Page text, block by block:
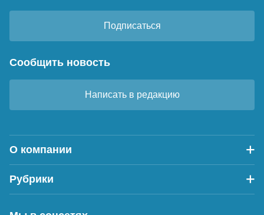
Подписаться
Сообщить новость
Написать в редакцию
О компании
Рубрики